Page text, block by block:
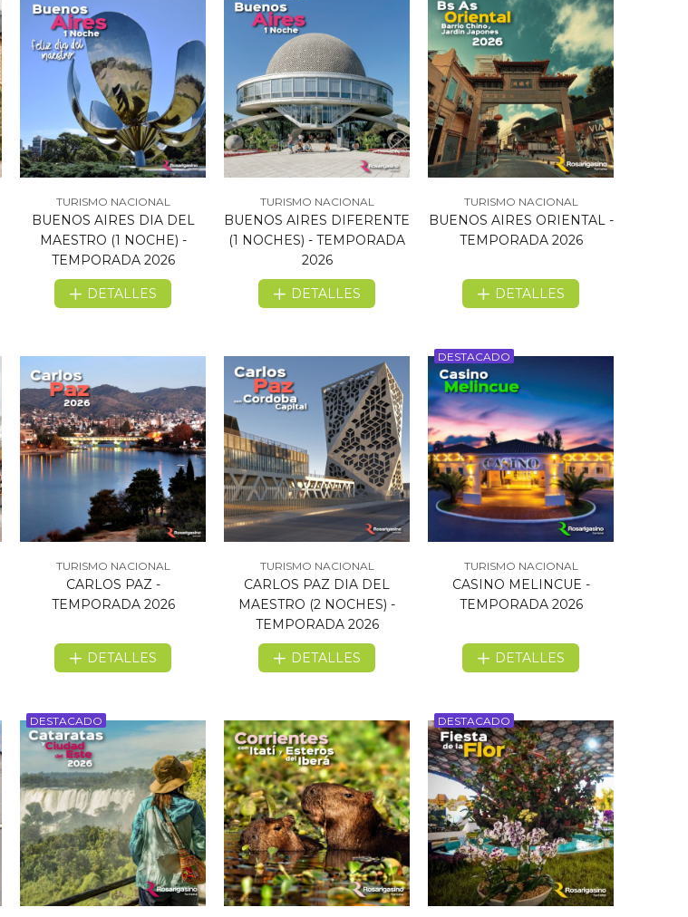
TURISMO NACIONAL
BUENOS AIRES DIA DEL
MAESTRO (1 NOCHE) -
TEMPORADA 2026
DETALLES
TURISMO NACIONAL
BUENOS AIRES DIFERENTE
(1 NOCHES) - TEMPORADA
2026
DETALLES
TURISMO NACIONAL
BUENOS AIRES ORIENTAL -
TEMPORADA 2026
DETALLES
TURISMO NACIONAL
CARLOS PAZ -
TEMPORADA 2026
DETALLES
TURISMO NACIONAL
CARLOS PAZ DIA DEL
MAESTRO (2 NOCHES) -
TEMPORADA 2026
DETALLES
DESTACADO
TURISMO NACIONAL
CASINO MELINCUE -
TEMPORADA 2026
DETALLES
DESTACADO DESTACADO